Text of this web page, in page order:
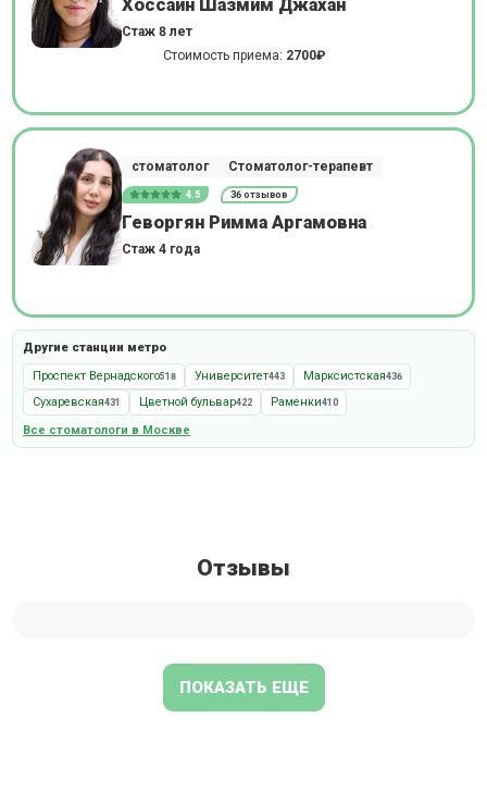
Хоссаин Шазмим Джахан
Стаж 8 лет
Стоимость приема: 2700₽
стоматолог Стоматолог-терапевт
4.5 36 отзывов
Геворгян Римма Аргамовна
Стаж 4 года
Другие станции метро
Проспект Вернадского518 Университет443 Марксистская436
Сухаревская431 Цветной бульвар422 Раменки410
Все стоматологи в Москве
Отзывы
ПОКАЗАТЬ ЕЩЕ